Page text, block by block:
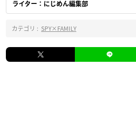
ライター：にじめん編集部
カテゴリ : SPY×FAMILY